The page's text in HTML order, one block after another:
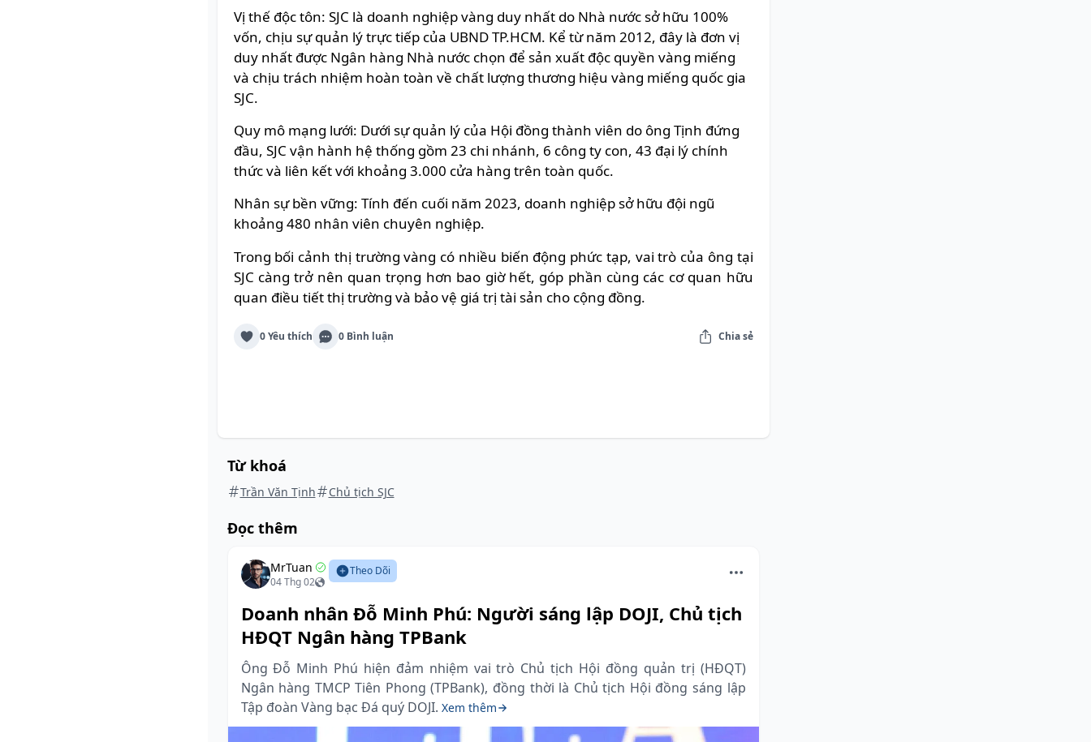
Vị thế độc tôn: SJC là doanh nghiệp vàng duy nhất do Nhà nước sở hữu 100%
vốn, chịu sự quản lý trực tiếp của UBND TP.HCM. Kể từ năm 2012, đây là đơn vị
duy nhất được Ngân hàng Nhà nước chọn để sản xuất độc quyền vàng miếng
và chịu trách nhiệm hoàn toàn về chất lượng thương hiệu vàng miếng quốc gia
SJC.
Quy mô mạng lưới: Dưới sự quản lý của Hội đồng thành viên do ông Tịnh đứng
đầu, SJC vận hành hệ thống gồm 23 chi nhánh, 6 công ty con, 43 đại lý chính
thức và liên kết với khoảng 3.000 cửa hàng trên toàn quốc.
Nhân sự bền vững: Tính đến cuối năm 2023, doanh nghiệp sở hữu đội ngũ
khoảng 480 nhân viên chuyên nghiệp.
Trong bối cảnh thị trường vàng có nhiều biến động phức tạp, vai trò của ông tại
SJC càng trở nên quan trọng hơn bao giờ hết, góp phần cùng các cơ quan hữu
quan điều tiết thị trường và bảo vệ giá trị tài sản cho cộng đồng.
0 Yêu thích 0 Bình luận Chia sẻ
Từ khoá
Trần Văn Tịnh Chủ tịch SJC
Đọc thêm
MrTuan
04 Thg 02
Theo Dõi
Doanh nhân Đỗ Minh Phú: Người sáng lập DOJI, Chủ tịch
HĐQT Ngân hàng TPBank
Ông Đỗ Minh Phú hiện đảm nhiệm vai trò Chủ tịch Hội đồng quản trị (HĐQT)
Ngân hàng TMCP Tiên Phong (TPBank), đồng thời là Chủ tịch Hội đồng sáng lập
Tập đoàn Vàng bạc Đá quý DOJI. Xem thêm